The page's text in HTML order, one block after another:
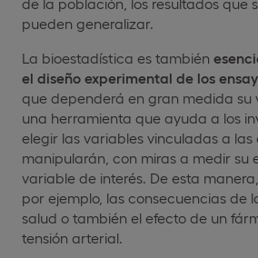
pueden generalizar.
La bioestadística es también
el diseño experimental de los
que dependerá en gran medida su
una herramienta que ayuda a los
elegir las variables vinculadas a las
manipularán, con miras a medir su
variable de interés. De esta
por ejemplo, las consecuencias de
salud o también el efecto de un
tensión arterial.